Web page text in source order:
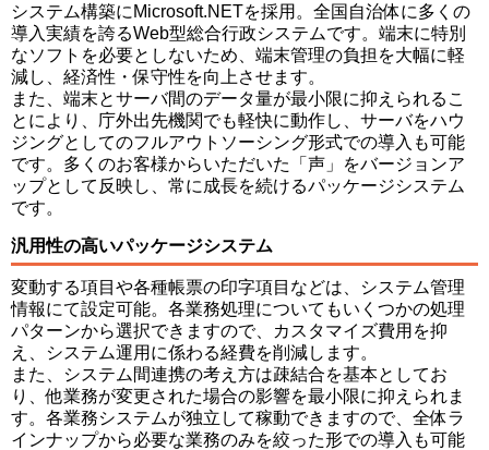
システム構築にMicrosoft.NETを採用。全国自治体に多くの
導入実績を誇るWeb型総合行政システムです。端末に特別
なソフトを必要としないため、端末管理の負担を大幅に軽
減し、経済性・保守性を向上させます。
また、端末とサーバ間のデータ量が最小限に抑えられるこ
とにより、庁外出先機関でも軽快に動作し、サーバをハウ
ジングとしてのフルアウトソーシング形式での導入も可能
です。多くのお客様からいただいた「声」をバージョンア
ップとして反映し、常に成長を続けるパッケージシステム
です。
汎用性の高いパッケージシステム
変動する項目や各種帳票の印字項目などは、システム管理
情報にて設定可能。各業務処理についてもいくつかの処理
パターンから選択できますので、カスタマイズ費用を抑
え、システム運用に係わる経費を削減します。
また、システム間連携の考え方は疎結合を基本としてお
り、他業務が変更された場合の影響を最小限に抑えられま
す。各業務システムが独立して稼動できますので、全体ラ
インナップから必要な業務のみを絞った形での導入も可能